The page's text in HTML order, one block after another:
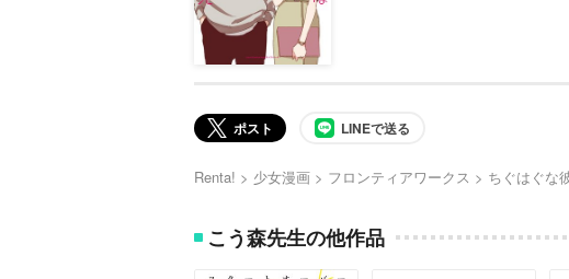
ポスト LINEで送る
Renta! 少女漫画 フロンティアワークス ちぐはぐな
こう森先生の他作品